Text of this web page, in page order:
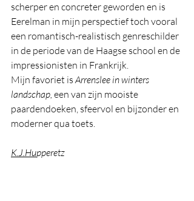
scherper en concreter geworden en is
Eerelman in mijn perspectief toch vooral
een romantisch-realistisch genreschilder
in de periode van de Haagse school en de
impressionisten in Frankrijk.
Mijn favoriet is Arrenslee in winters
landschap, een van zijn mooiste
paardendoeken, sfeervol en bijzonder en
moderner qua toets.
K.J.Hupperetz